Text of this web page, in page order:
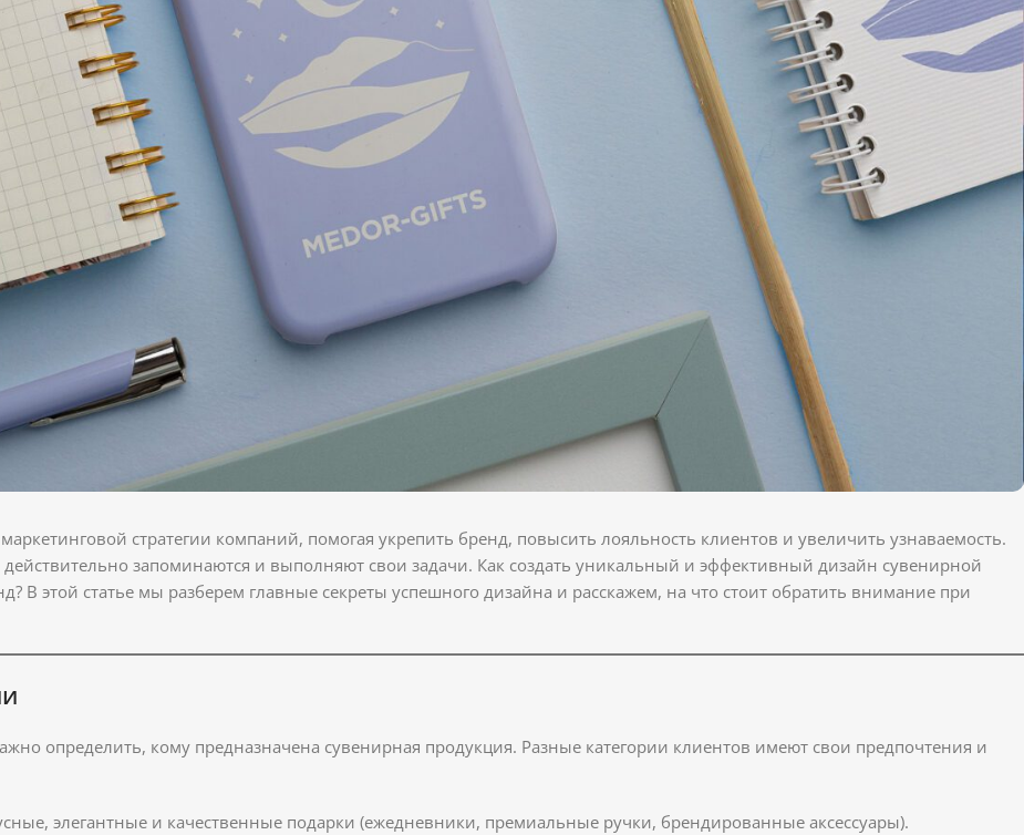
стратегии компаний, помогая укрепить бренд, повысить лояльность клиентов и увеличить узнаваемость.
запоминаются и выполняют свои задачи. Как создать уникальный и эффективный дизайн сувенирной
В этой статье мы разберем главные секреты успешного дизайна и расскажем, на что стоит обратить внимание при
определить, кому предназначена сувенирная продукция. Разные категории клиентов имеют свои предпочтения и
элегантные и качественные подарки (ежедневники, премиальные ручки, брендированные аксессуары).